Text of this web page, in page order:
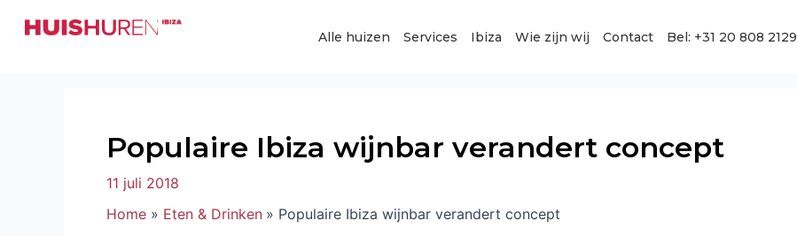
naar
Alle huizen Services Ibiza Wie zijn wij Contact Bel: +31 20 808 2129
Populaire Ibiza wijnbar verandert concept
11 juli 2018
Home
Eten & Drinken
Populaire Ibiza wijnbar verandert concept
navigatie